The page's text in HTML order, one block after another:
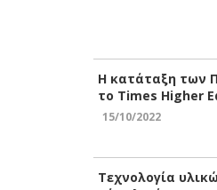
Η κατάταξη των
το Times Higher
15/10/2022
Τεχνολογία